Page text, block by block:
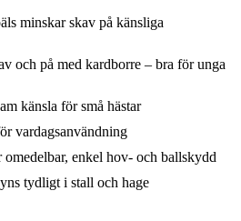
minskar skav på känsliga
och på med kardborre – bra för unga
känsla för små hästar
vardagsanvändning
omedelbar, enkel hov- och ballskydd
tydligt i stall och hage